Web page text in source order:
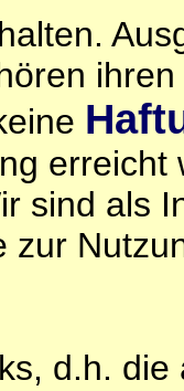
sind als
zur
d.h.